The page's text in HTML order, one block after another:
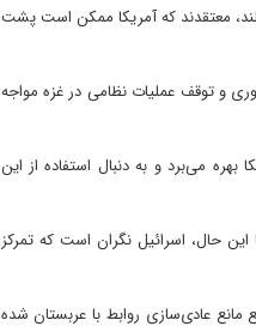
معتقدند که آمریکا ممکن است پشت
و توقف عملیات نظامی در غزه مواجه
می‌برد و به دنبال استفاده از این
حال، اسرائیل نگران است که تمرکز
عادی‌سازی روابط با عربستان شده